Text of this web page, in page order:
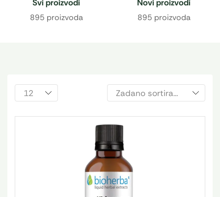
Svi proizvodi
895 proizvoda
Novi proizvodi
895 proizvoda